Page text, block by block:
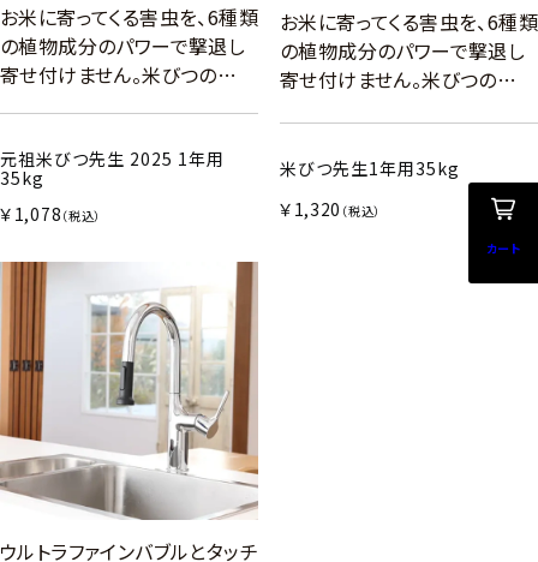
お米に寄ってくる害虫を、6種類
の植物成分のパワーで撃退し
寄せ付けません。米びつの…
元祖米びつ先生 2025 1年用
35kg
￥1,078 （税込）
お米に寄ってくる害虫を、6種類
の植物成分のパワーで撃退し
寄せ付けません。米びつの…
米びつ先生1年用35kg
￥1,320 （税込）
ウルトラファインバブルとタッチ
カート